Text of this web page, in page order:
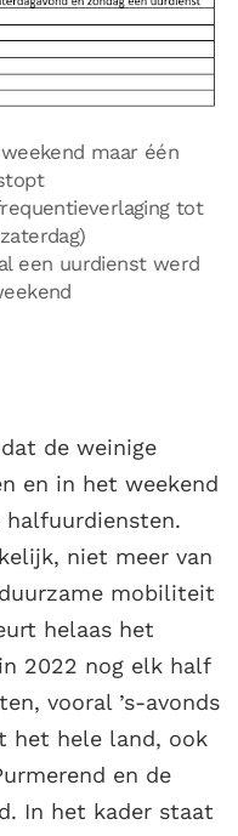
maar één
tot
een uurdienst werd
de weinige
en in het weekend
niet meer van
mobiliteit
helaas het
2022 nog elk half
vooral ’s-avonds
het hele land, ook
en de
In het kader staat